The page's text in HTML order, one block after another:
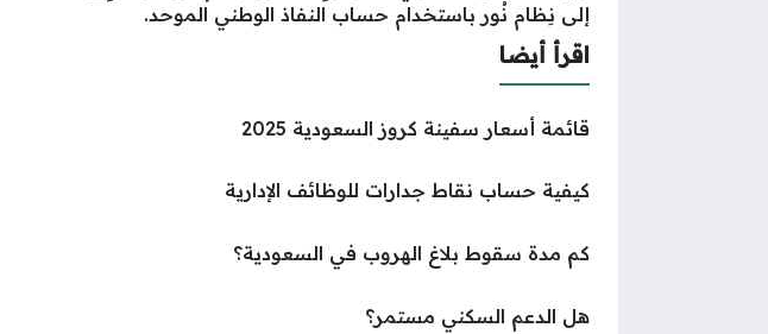
إلى نِظام نُور باستخدام حساب النفاذ الوطني الموحد.
اقرأ أيضا
قائمة أسعار سفينة كروز السعودية 2025
كيفية حساب نقاط جدارات للوظائف الإدارية
كم مدة سقوط بلاغ الهروب في السعودية؟
هل الدعم السكني مستمر؟